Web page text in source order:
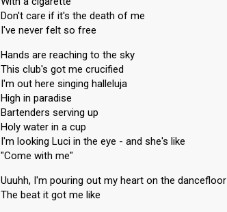
Don't care if it's the death of me
I've never felt so free
Hands are reaching to the sky
This club's got me crucified
I'm out here singing halleluja
High in paradise
Bartenders serving up
Holy water in a cup
I'm looking Luci in the eye - and she's like
"Come with me"
Uuuhh, I'm pouring out my heart on the dancefloor
The beat it got me like